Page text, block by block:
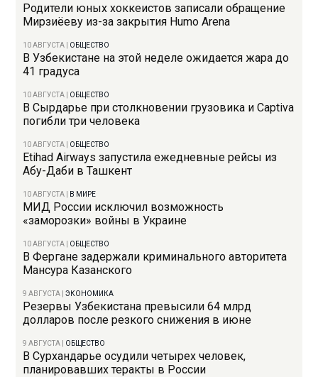
Родители юных хоккеистов записали обращение
Мирзиёеву из-за закрытия Humo Arena
10 АВГУСТА ОБЩЕСТВО
В Узбекистане на этой неделе ожидается жара до
41 градуса
10 АВГУСТА ОБЩЕСТВО
В Сырдарье при столкновении грузовика и Captiva
погибли три человека
10 АВГУСТА ОБЩЕСТВО
Etihad Airways запустила ежедневные рейсы из
Абу-Даби в Ташкент
10 АВГУСТА В МИРЕ
МИД России исключил возможность
«заморозки» войны в Украине
10 АВГУСТА ОБЩЕСТВО
В Фергане задержали криминального авторитета
Мансура Казанского
9 АВГУСТА |ЭКОНОМИКА
Резервы Узбекистана превысили 64 млрд
долларов после резкого снижения в июне
9 АВГУСТА ОБЩЕСТВО
В Сурхандарье осудили четырех человек,
планировавших теракты в России